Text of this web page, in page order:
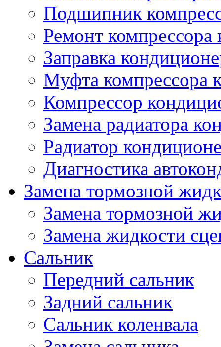
Подшипник
Ремонт компрессора
Заправка
Муфта компрессора
Компрессор
Замена радиатора
Радиатор
Диагностика
Замена тормозной
Замена тормозной
Замена жидкости
Сальник
Передний сальник
Задний сальник
Сальник коленвала